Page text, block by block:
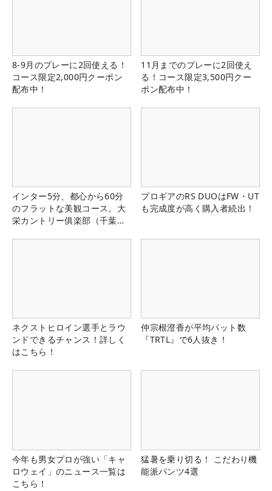
8-9月のプレーに2回使える！
コース限定2,000円クーポン
配布中！
11月までのプレーに2回使え
る！コース限定3,500円クー
ポン配布中！
インター5分、都心から60分
のフラットな美観コース。大
栄カントリー俱楽部（千葉
プロギアのRS DUOはFW・UT
も完成度が高く購入者続出！
ネクストヒロイン選手とラウ
ンドできるチャンス！詳しく
はこちら！
仲宗根澄香が平均パット数
『TRTL』で6人抜き！
今年も男女プロが強い「キャ
ロウェイ」のニュース一覧は
こちら！
猛暑を乗り切る！ こだわり機
能派パンツ4選